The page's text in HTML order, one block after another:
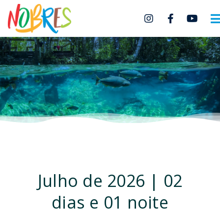
Julho de 2026 | 02
dias e 01 noite